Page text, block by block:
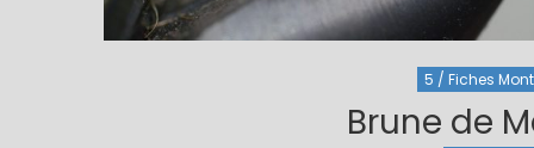
5 / Fiches
Brune de